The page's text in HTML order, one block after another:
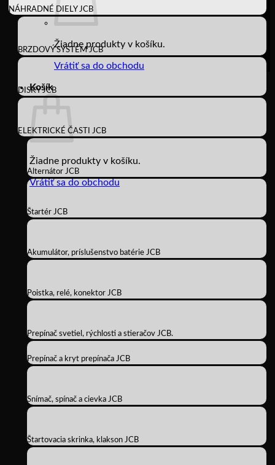
Žiadne produkty v košíku.
Vrátiť sa do obchodu
Košík
Žiadne produkty v košíku.
Vrátiť sa do obchodu
NÁHRADNÉ DIELY JCB
BRZDOVÝ SYSTÉM JCB
DISKY JCB
ELEKTRICKÉ ČASTI JCB
Alternátor JCB
Štartér JCB
Akumulátor, príslušenstvo batérie JCB
Poistka, relé, konektor JCB
Prepínač svetiel, rýchlosti a stieračov JCB.
Prepínač a kryt prepínača JCB
Snímač, spínač a cievka JCB
Štartovacia skrinka, klakson JCB